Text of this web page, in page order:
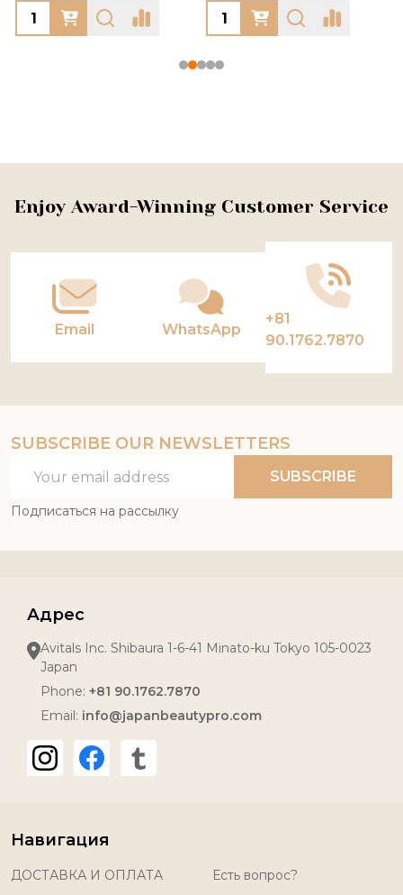
Footer
Enjoy Award-Winning Customer Service
Email WhatsApp
+81
90.1762.7870
SUBSCRIBE OUR NEWSLETTERS
Address
SUBSCRIBE
Подписаться на рассылку
Адрес
Avitals Inc. Shibaura 1-6-41 Minato-ku Tokyo 105-0023
Japan
Phone: +81 90.1762.7870
Email: info@japanbeautypro.com
Навигация
ДОСТАВКА И ОПЛАТА
Есть вопрос?